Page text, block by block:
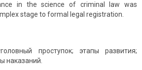
in the science of criminal law was
stage to formal legal registration.
проступок; этапы развития;
наказаний.